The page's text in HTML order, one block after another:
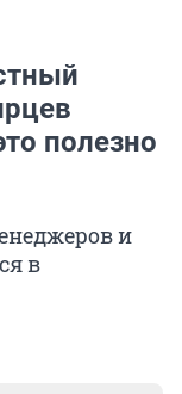
полезно
и
в